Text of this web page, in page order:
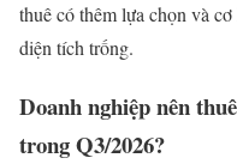
thuê có thêm lựa chọn và
diện tích trống.
Doanh nghiệp nên
trong Q3/2026?